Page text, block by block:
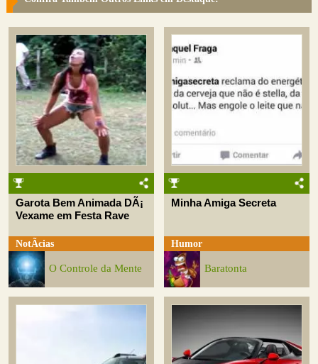
Garota Bem Animada DÃ¡
Vexame em Festa Rave
NotÃ­cias
O Controle da Mente
Minha Amiga Secreta
Humor
Baratonta